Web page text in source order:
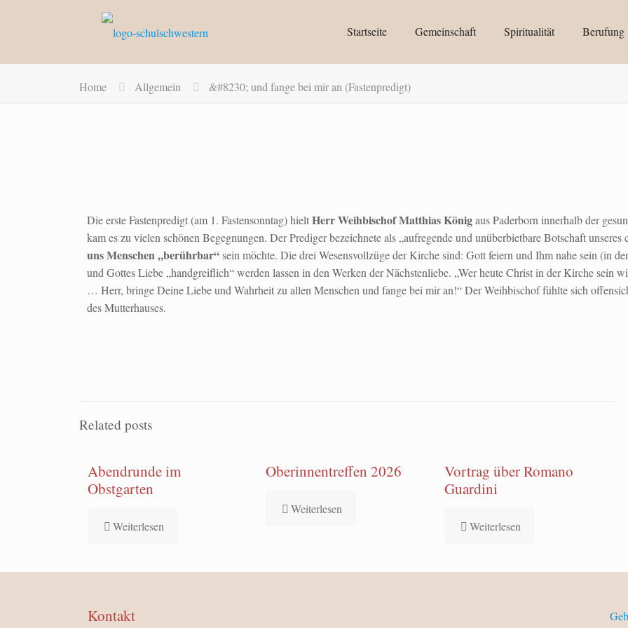
Startseite Gemeinschaft Spiritualität Berufung
Home Allgemein &#8230; und fange bei mir an (Fastenpredigt)
Die erste Fastenpredigt (am 1. Fastensonntag) hieltHerr Weihbischof Matthias Königaus Paderborn innerhalb der
kam es zu vielen schönen Begegnungen. Der Prediger bezeichnete als „aufregende und unüberbietbare Botschaft
uns Menschen „berührbar“sein möchte. Die drei Wesensvollzüge der Kirche sind: Gott feiern und Ihm nahe sein (in
und Gottes Liebe „handgreiflich“ werden lassen in den Werken der Nächstenliebe. „Wer heute Christ in der Kirche sein
… Herr, bringe Deine Liebe und Wahrheit zu allen Menschen und fange bei mir an!“ Der Weihbischof fühlte sich
des Mutterhauses.
Related posts
Abendrunde im
Obstgarten
Weiterlesen
Oberinnentreffen 2026
Weiterlesen
Vortrag über Romano
Guardini
Weiterlesen
Kontakt